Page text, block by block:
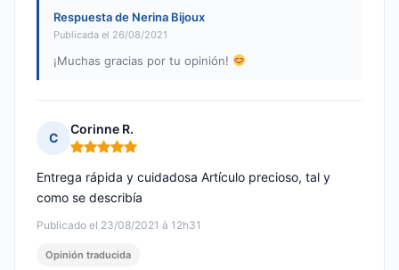
Respuesta de Nerina Bijoux
Publicada el 26/08/2021
¡Muchas gracias por tu opinión!
C
Corinne R.
Nota: 5 de 5
Publicado el 23/08/2021 à 12h31
Entrega rápida y cuidadosa Artículo precioso, tal y
como se describía
Opinión traducida